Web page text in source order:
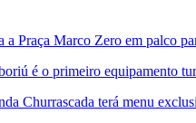
Praça Marco Zero em palco
é o primeiro equipamento
Churrascada terá menu